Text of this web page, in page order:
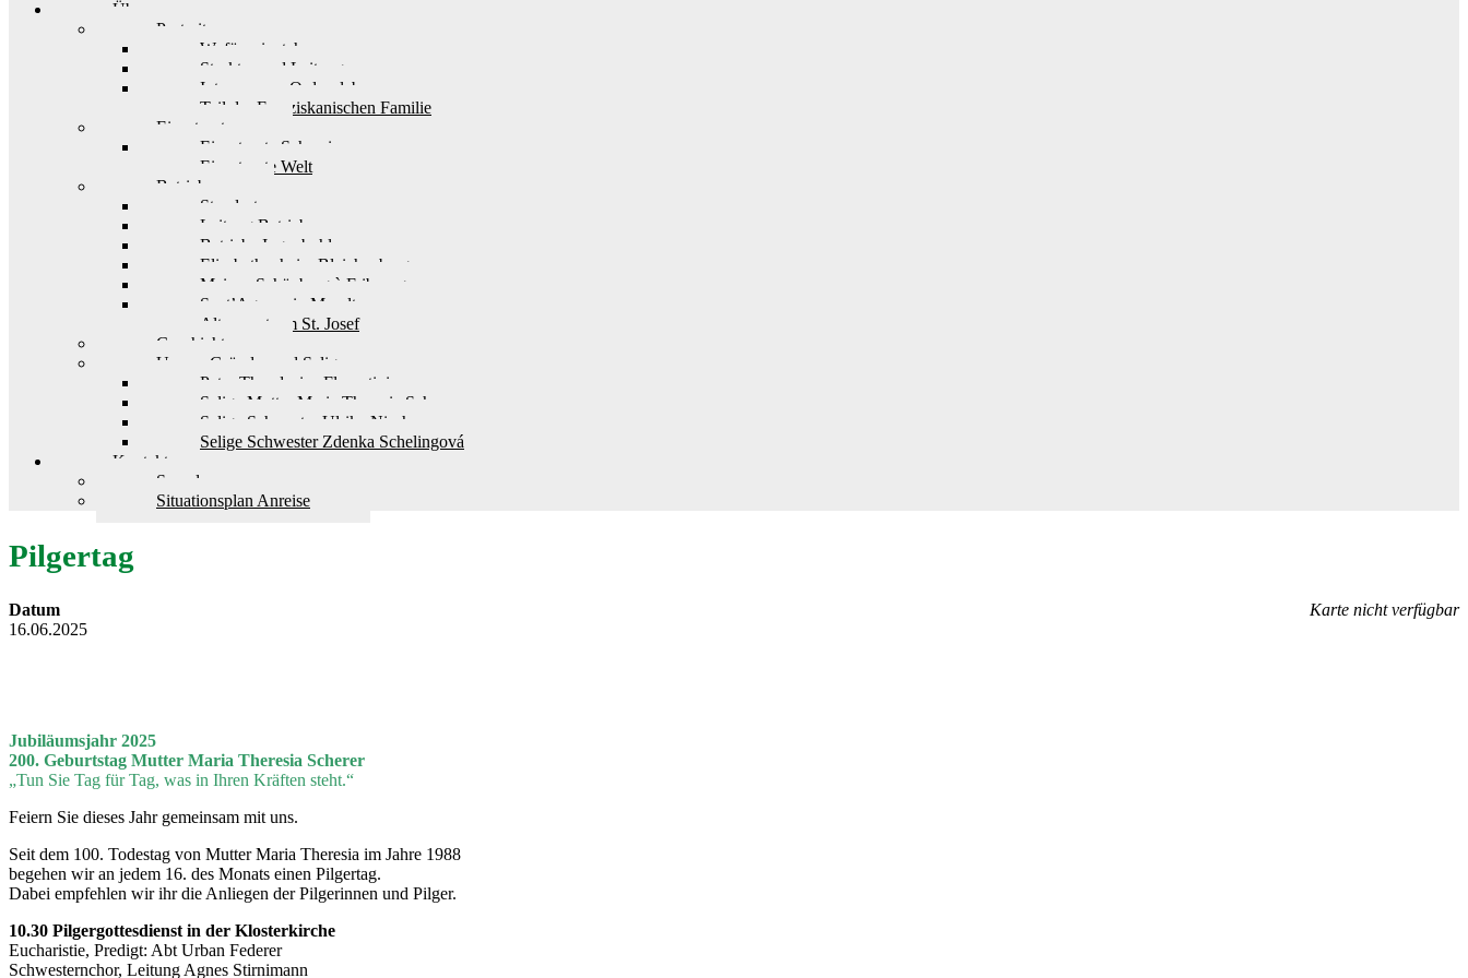
Über uns
Portrait
Wofür wir stehen
Struktur und Leitung
Interesse am Ordensleben
Teil der Franziskanischen Familie
Einsatzorte
Einsatzorte Schweiz
Einsatzorte Welt
Betriebe
Standorte
Leitung Betriebe
Betriebe Ingenbohl
Elisabethenheim Bleichenberg
Maison Schönberg à Fribourg
Sant’Agnese in Muralto
Alterszentrum St. Josef
Geschichte
Unsere Gründer und Seligen
Pater Theodosius Florentini
Selige Mutter Maria Theresia Scherer
Selige Schwester Ulrika Nisch
Selige Schwester Zdenka Schelingová
Kontakt
Spenden
Situationsplan Anreise
Pilgertag
Karte nicht verfügbar
Datum
16.06.2025
Jubiläumsjahr 2025
200. Geburtstag Mutter Maria Theresia Scherer
„Tun Sie Tag für Tag, was in Ihren Kräften steht.“
Feiern Sie dieses Jahr gemeinsam mit uns.
Seit dem 100. Todestag von Mutter Maria Theresia im Jahre 1988
begehen wir an jedem 16. des Monats einen Pilgertag.
Dabei empfehlen wir ihr die Anliegen der Pilgerinnen und Pilger.
10.30 Pilgergottesdienst in der Klosterkirche
Eucharistie, Predigt: Abt Urban Federer
Schwesternchor, Leitung Agnes Stirnimann